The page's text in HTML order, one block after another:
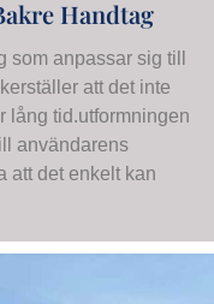
Handtag
som anpassar sig till
att det inte
lång tid.utformningen
användarens
att det enkelt kan